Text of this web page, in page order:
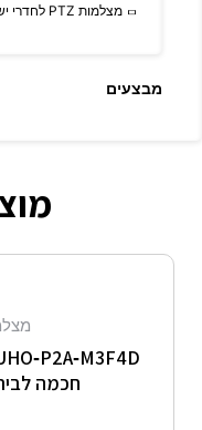
מצלמות PTZ לחדרי ישיבות
מבצעים
חכמה